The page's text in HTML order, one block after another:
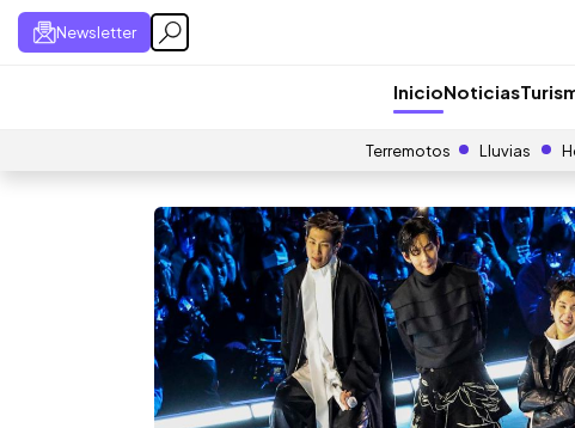
Newsletter
InicioNoticias
Terremotos Lluvias